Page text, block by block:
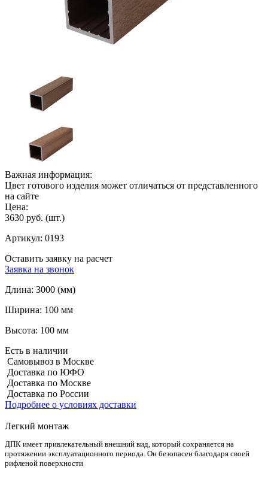
Важная информация:
Цвет готового изделия может отличаться от представленного
на сайте
Цена:
3630 руб. (шт.)
Артикул: 0193
Оставить заявку на расчет
Заявка на звонок
Длина: 3000 (мм)
Ширина: 100 мм
Высота: 100 мм
Есть в наличии
Самовывоз в Москве
Доставка по ЮФО
Доставка по Москве
Доставка по России
Подробнее о условиях доставки
Легкий монтаж
ДПК имеет привлекательный внешний вид, который сохраняется на
протяжении эксплуатационного периода. Он безопасен благодаря своей
рифленой поверхности